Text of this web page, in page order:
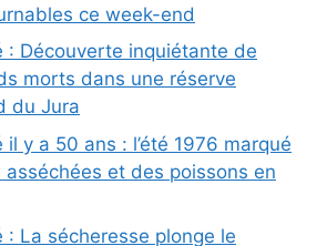
ce week-end
: Découverte inquiétante de
morts dans une réserve
du Jura
y a 50 ans : l’été 1976 marqué
asséchées et des poissons en
: La sécheresse plonge le